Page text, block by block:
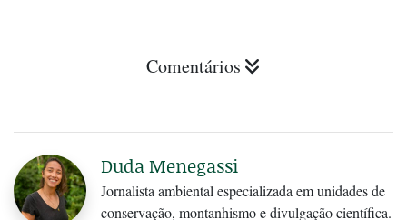
Comentários
Duda Menegassi
Jornalista ambiental especializada em unidades de
conservação, montanhismo e divulgação científica.